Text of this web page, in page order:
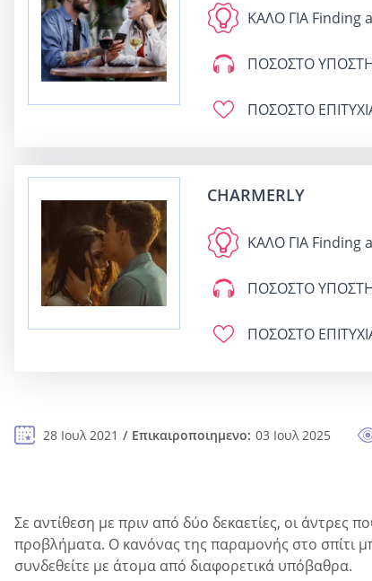
ΚΑΛΟ ΓΙΑ Finding
ΠΟΣΟΣΤΟ
ΠΟΣΟΣΤΟ
CHARMERLY
ΚΑΛΟ ΓΙΑ Finding
ΠΟΣΟΣΤΟ
ΠΟΣΟΣΤΟ
28 Ιουλ 2021 Επικαιροποιημενο: 03 Ιουλ 2025
Σε αντίθεση με πριν από δύο δεκαετίες, οι άντρες
προβλήματα. Ο κανόνας της παραμονής στο σπίτι
συνδεθείτε με άτομα από διαφορετικά υπόβαθρα.